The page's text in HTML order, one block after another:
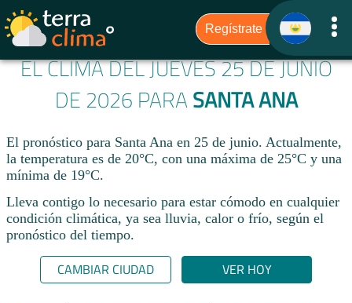
EL CLIMA DEL JUEVES 25 DE JUNIO
DE 2026 PARA SANTA ANA
El pronóstico para Santa Ana en 25 de junio. Actualmente,
la temperatura es de 20°C, con una máxima de 25°C y una
mínima de 19°C.
Lleva contigo lo necesario para estar cómodo en cualquier
condición climática, ya sea lluvia, calor o frío, según el
pronóstico del tiempo.
CAMBIAR CIUDAD VER HOY